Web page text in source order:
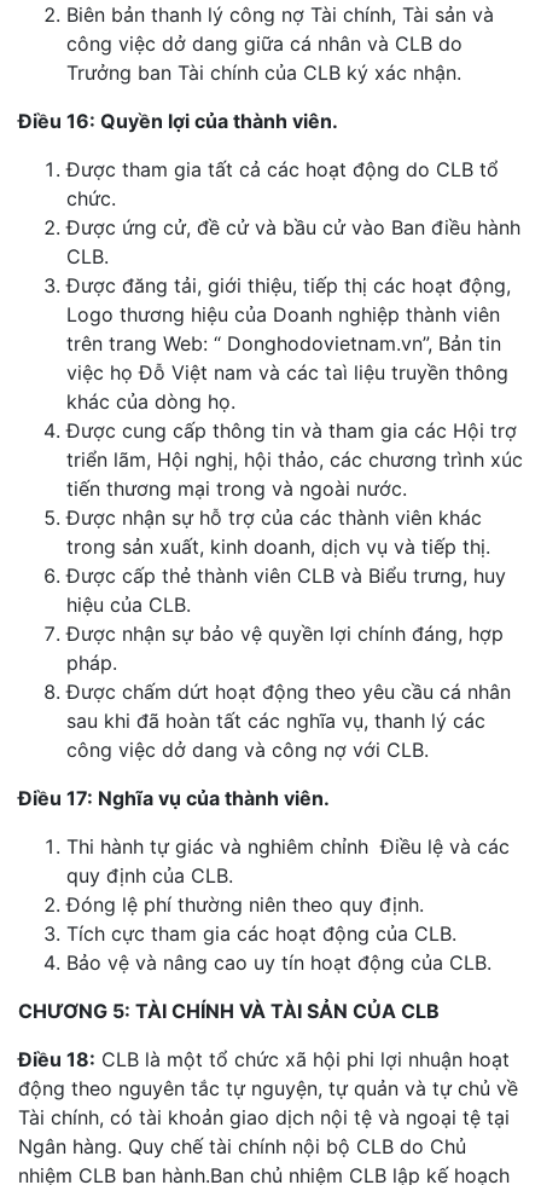
Biên bản thanh lý công nợ Tài chính, Tài sản và
công việc dở dang giữa cá nhân và CLB do
Trưởng ban Tài chính của CLB ký xác nhận.
Điều 16: Quyền lợi của thành viên.
Được tham gia tất cả các hoạt động do CLB tổ
chức.
Được ứng cử, đề cử và bầu cử vào Ban điều hành
CLB.
Được đăng tải, giới thiệu, tiếp thị các hoạt động,
Logo thương hiệu của Doanh nghiệp thành viên
trên trang Web: “ Donghodovietnam.vn”, Bản tin
việc họ Đỗ Việt nam và các taì liệu truyền thông
khác của dòng họ.
Được cung cấp thông tin và tham gia các Hội trợ
triển lãm, Hội nghị, hội thảo, các chương trình xúc
tiến thương mại trong và ngoài nước.
Được nhận sự hỗ trợ của các thành viên khác
trong sản xuất, kinh doanh, dịch vụ và tiếp thị.
Được cấp thẻ thành viên CLB và Biểu trưng, huy
hiệu của CLB.
Được nhận sự bảo vệ quyền lợi chính đáng, hợp
pháp.
Được chấm dứt hoạt động theo yêu cầu cá nhân
sau khi đã hoàn tất các nghĩa vụ, thanh lý các
công việc dở dang và công nợ với CLB.
Điều 17: Nghĩa vụ của thành viên.
Thi hành tự giác và nghiêm chỉnh Điều lệ và các
quy định của CLB.
Đóng lệ phí thường niên theo quy định.
Tích cực tham gia các hoạt động của CLB.
Bảo vệ và nâng cao uy tín hoạt động của CLB.
CHƯƠNG 5: TÀI CHÍNH VÀ TÀI SẢN CỦA CLB
Điều 18: CLB là một tổ chức xã hội phi lợi nhuận hoạt
động theo nguyên tắc tự nguyện, tự quản và tự chủ về
Tài chính, có tài khoản giao dịch nội tệ và ngoại tệ tại
Ngân hàng. Quy chế tài chính nội bộ CLB do Chủ
nhiệm CLB ban hành.Ban chủ nhiệm CLB lập kế hoạch